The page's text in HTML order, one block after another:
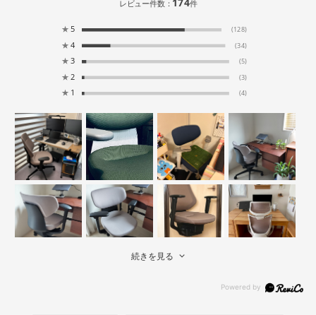
レビュー件数： 174件
★ 5 (128)
★ 4 (34)
★ 3 (5)
★ 2 (3)
★ 1 (4)
続きを見る